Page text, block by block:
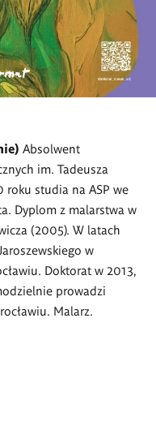
Absolwent
im. Tadeusza
roku studia na ASP we
Dyplom z malarstwa w
(2005). W latach
w
Doktorat w 2013,
prowadzi
Malarz.